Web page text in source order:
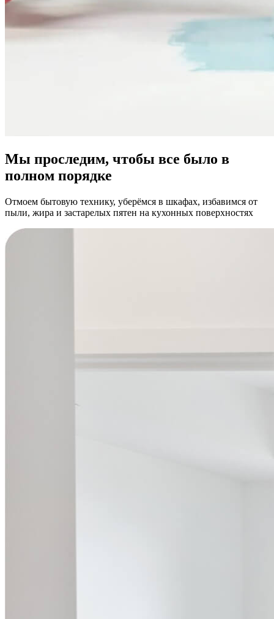
Мы проследим, чтобы все было в
полном порядке
Отмоем бытовую технику, уберёмся в шкафах, избавимся от
пыли, жира и застарелых пятен на кухонных поверхностях